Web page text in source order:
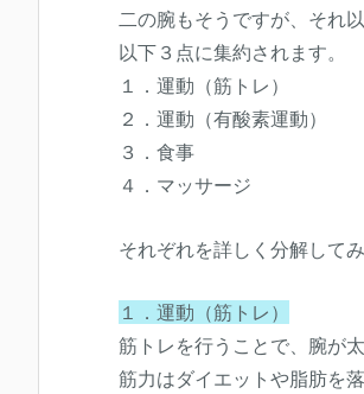
二の腕もそうですが、それ
以下３点に集約されます。
１．運動（筋トレ）
２．運動（有酸素運動）
３．食事
４．マッサージ
それぞれを詳しく分解して
１．運動（筋トレ）
筋トレを行うことで、腕が
筋力はダイエットや脂肪を